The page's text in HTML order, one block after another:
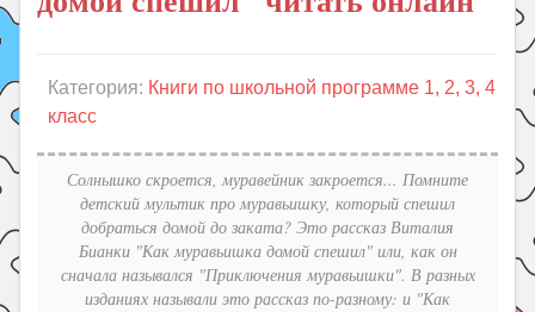
Уроки
ГДЗ
Психология
Летом!
Поиск
Категория: Книги по школьной программе 1, 2, 3, 4
класс
Солнышко скроется, муравейник закроется... Помните
детский мультик про муравьишку, который спешил
добраться домой до заката? Это рассказ Виталия
Бианки "Как муравьишка домой спешил" или, как он
сначала назывался "Приключения муравьишки". В разных
изданиях называли это рассказ по-разному: и "Как